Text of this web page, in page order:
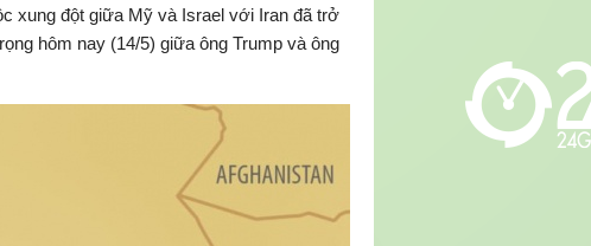
xung đột giữa Mỹ và Israel với Iran đã trở
hôm nay (14/5) giữa ông Trump và ông